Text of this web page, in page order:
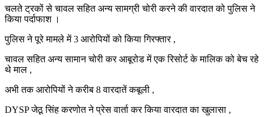
चलते ट्रकों से चावल सहित अन्य सामग्री चोरी करने की वारदात को पुलिस ने
किया पर्दाफाश ।
पुलिस ने पूरे मामले में 3 आरोपियों को किया गिरफ्तार ,
चावल सहित अन्य सामान चोरी कर आबूरोड में एक रिसोर्ट के मालिक को बेच रहे
थे माल ,
अभी तक आरोपियों ने करीब 8 वारदातें कबूली ,
DYSP जेठू सिंह करणोत ने प्रेस वार्ता कर किया वारदात का खुलासा ,